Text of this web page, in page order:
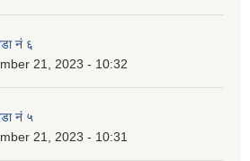
नं ६
21, 2023 - 10:32
नं ५
21, 2023 - 10:31